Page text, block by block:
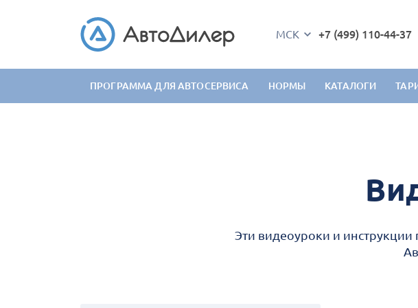
МСК +7 (499) 110-44-37
ПРОГРАММА ДЛЯ АВТОСЕРВИСА НОРМЫ КАТАЛОГИ
Эти видеоуроки и